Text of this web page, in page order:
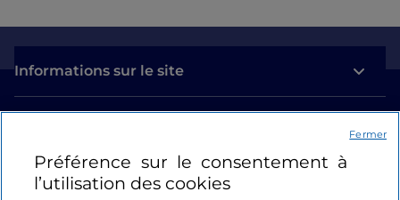
Informations sur le site
Se connecter
Préférence sur le consentement à
l’utilisation des cookies
Fermer